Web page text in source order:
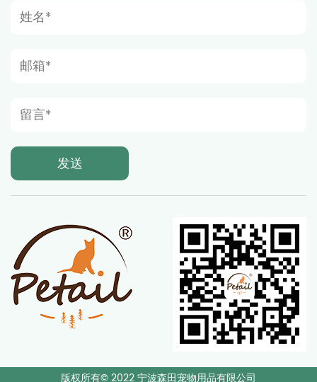
版权所有© 2022 宁波森田宠物用品有限公司